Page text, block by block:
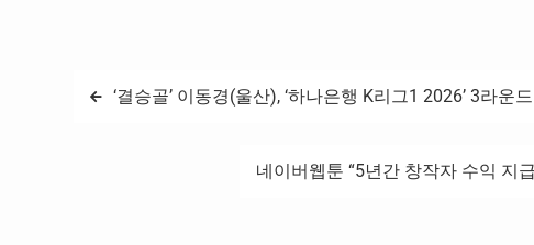
글 ‘결승골’ 이동경(울산), ‘하나은행 K리그1 2026’ 3라
네이버웹툰 “5년간 창작자 수익 지